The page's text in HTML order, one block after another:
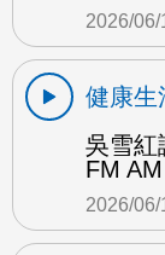
2026/06/
健康生
吳雪紅
FM AM
2026/06/